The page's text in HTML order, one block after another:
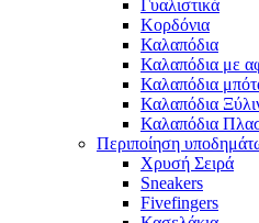
Γυαλιστικά
Κορδόνια
Καλαπόδια
Καλαπόδια με
Καλαπόδια
Καλαπόδια
Καλαπόδια
Περιποίηση
Χρυσή Σειρά
Sneakers
Fivefingers